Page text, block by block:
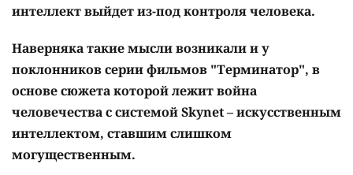
интеллект выйдет из-под контроля человека.
Наверняка такие мысли возникали и у
поклонников серии фильмов "Терминатор", в
основе сюжета которой лежит война
человечества с системой Skynet – искусственным
интеллектом, ставшим слишком
могущественным.